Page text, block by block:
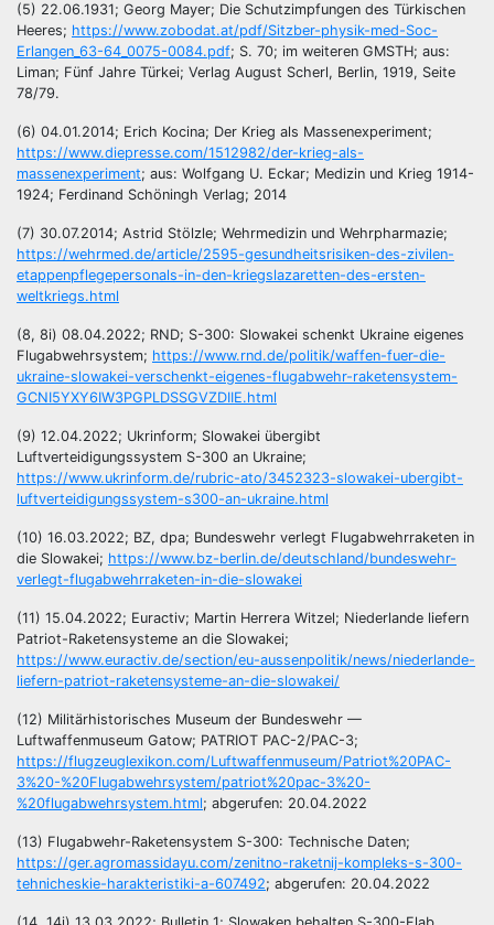
(5) 22.06.1931; Georg Mayer; Die Schutzimpfungen des Türkischen
Heeres; https://www.zobodat.at/pdf/Sitzber-physik-med-Soc-
Erlangen_63-64_0075-0084.pdf; S. 70; im weiteren GMSTH; aus:
Liman; Fünf Jahre Türkei; Verlag August Scherl, Berlin, 1919, Seite
78/79.
(6) 04.01.2014; Erich Kocina; Der Krieg als Massenexperiment;
https://www.diepresse.com/1512982/der-krieg-als-
massenexperiment; aus: Wolfgang U. Eckar; Medizin und Krieg 1914-
1924; Ferdinand Schöningh Verlag; 2014
(7) 30.07.2014; Astrid Stölzle; Wehrmedizin und Wehrpharmazie;
https://wehrmed.de/article/2595-gesundheitsrisiken-des-zivilen-
etappenpflegepersonals-in-den-kriegslazaretten-des-ersten-
weltkriegs.html
(8, 8i) 08.04.2022; RND; S-300: Slowakei schenkt Ukraine eigenes
Flugabwehrsystem; https://www.rnd.de/politik/waffen-fuer-die-
ukraine-slowakei-verschenkt-eigenes-flugabwehr-raketensystem-
GCNI5YXY6IW3PGPLDSSGVZDIIE.html
(9) 12.04.2022; Ukrinform; Slowakei übergibt
Luftverteidigungssystem S-300 an Ukraine;
https://www.ukrinform.de/rubric-ato/3452323-slowakei-ubergibt-
luftverteidigungssystem-s300-an-ukraine.html
(10) 16.03.2022; BZ, dpa; Bundeswehr verlegt Flugabwehrraketen in
die Slowakei; https://www.bz-berlin.de/deutschland/bundeswehr-
verlegt-flugabwehrraketen-in-die-slowakei
(11) 15.04.2022; Euractiv; Martin Herrera Witzel; Niederlande liefern
Patriot-Raketensysteme an die Slowakei;
https://www.euractiv.de/section/eu-aussenpolitik/news/niederlande-
liefern-patriot-raketensysteme-an-die-slowakei/
(12) Militärhistorisches Museum der Bundeswehr —
Luftwaffenmuseum Gatow; PATRIOT PAC-2/PAC-3;
https://flugzeuglexikon.com/Luftwaffenmuseum/Patriot%20PAC-
3%20-%20Flugabwehrsystem/patriot%20pac-3%20-
%20flugabwehrsystem.html; abgerufen: 20.04.2022
(13) Flugabwehr-Raketensystem S-300: Technische Daten;
https://ger.agromassidayu.com/zenitno-raketnij-kompleks-s-300-
tehnicheskie-harakteristiki-a-607492; abgerufen: 20.04.2022